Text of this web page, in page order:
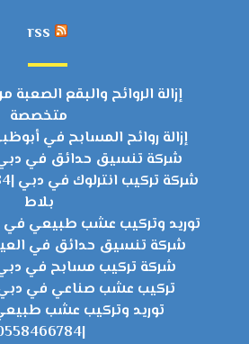
rss
إزالة الروائح والبقع
متخصصة
إزالة روائح المسابح في
شركة تنسيق حدائق في دبي |
بلاط
توريد وتركيب عشب طبيعي في دبي
شركة تنسيق حدائق في العين
شركة تركيب مسابح في دبي
تركيب عشب صناعي في دبي
توريد وتركيب عشب
|0558466784|